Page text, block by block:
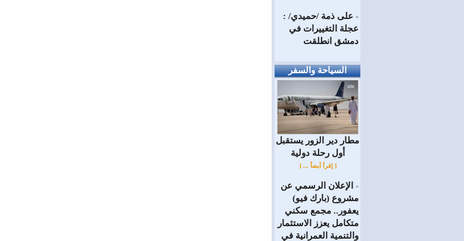
= على ذمة /حميدي/ :
عجلة التغييرات في
دمشق انطلقت
السياحة والسفر
مطار دير الزور يستقبل
أول رحلة دولية
[ إقرأ أيضاً ... ]
=
الإعلان الرسمي عن
مشروع (بارك فيو)
يعفور.. مجمع سكني
متكامل يعزز الاستثمار
والتنمية العمرانية في